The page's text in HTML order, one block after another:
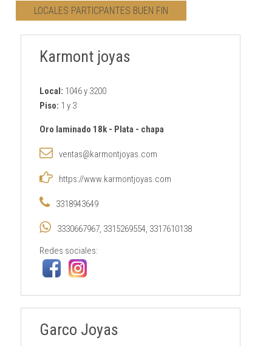
CONTACTO
AVISO PRIVACIDAD
LOCALES PARTICPANTES BUEN FIN
Karmont joyas
Local: 1046 y 3200
Piso: 1 y 3
Oro laminado 18k- Plata- chapa
ventas@karmontjoyas.com
https://www.karmontjoyas.com
3318943649
3330667967, 3315269554, 3317610138
Redes sociales:
Garco Joyas